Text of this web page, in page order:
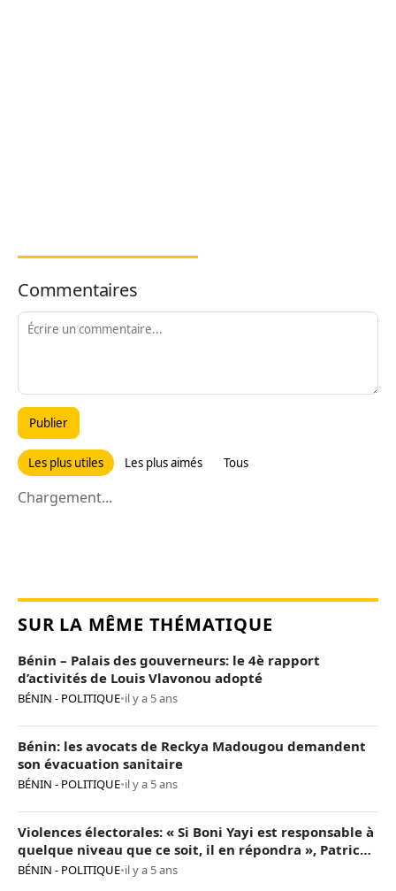
Commentaires
Publier
Les plus utiles Les plus aimés Tous
Chargement...
SUR LA MÊME THÉMATIQUE
Bénin – Palais des gouverneurs: le 4è rapport
d’activités de Louis Vlavonou adopté
BÉNIN - POLITIQUE•il y a 5 ans
Bénin: les avocats de Reckya Madougou demandent
son évacuation sanitaire
BÉNIN - POLITIQUE•il y a 5 ans
Violences électorales: « Si Boni Yayi est responsable à
quelque niveau que ce soit, il en répondra », Patrice
Talon
BÉNIN - POLITIQUE•il y a 5 ans